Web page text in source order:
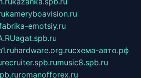
kameryboavision.ru
emotsiy.ru
agat.spb.ru
hardware.org.ruсхема-авто.рф
recruiter.spb.rumusic8.spb.ru
romanofforex.ru